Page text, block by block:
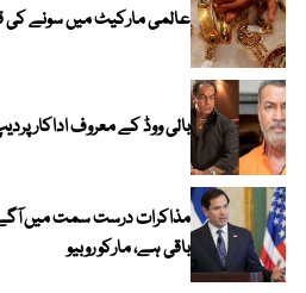
عالمی مارکیٹ میں سونے کی
بالی ووڈ کے معروف اداکار
مذاکرات درست سمت میں آگے
باقی ہے، مارکو روبیو